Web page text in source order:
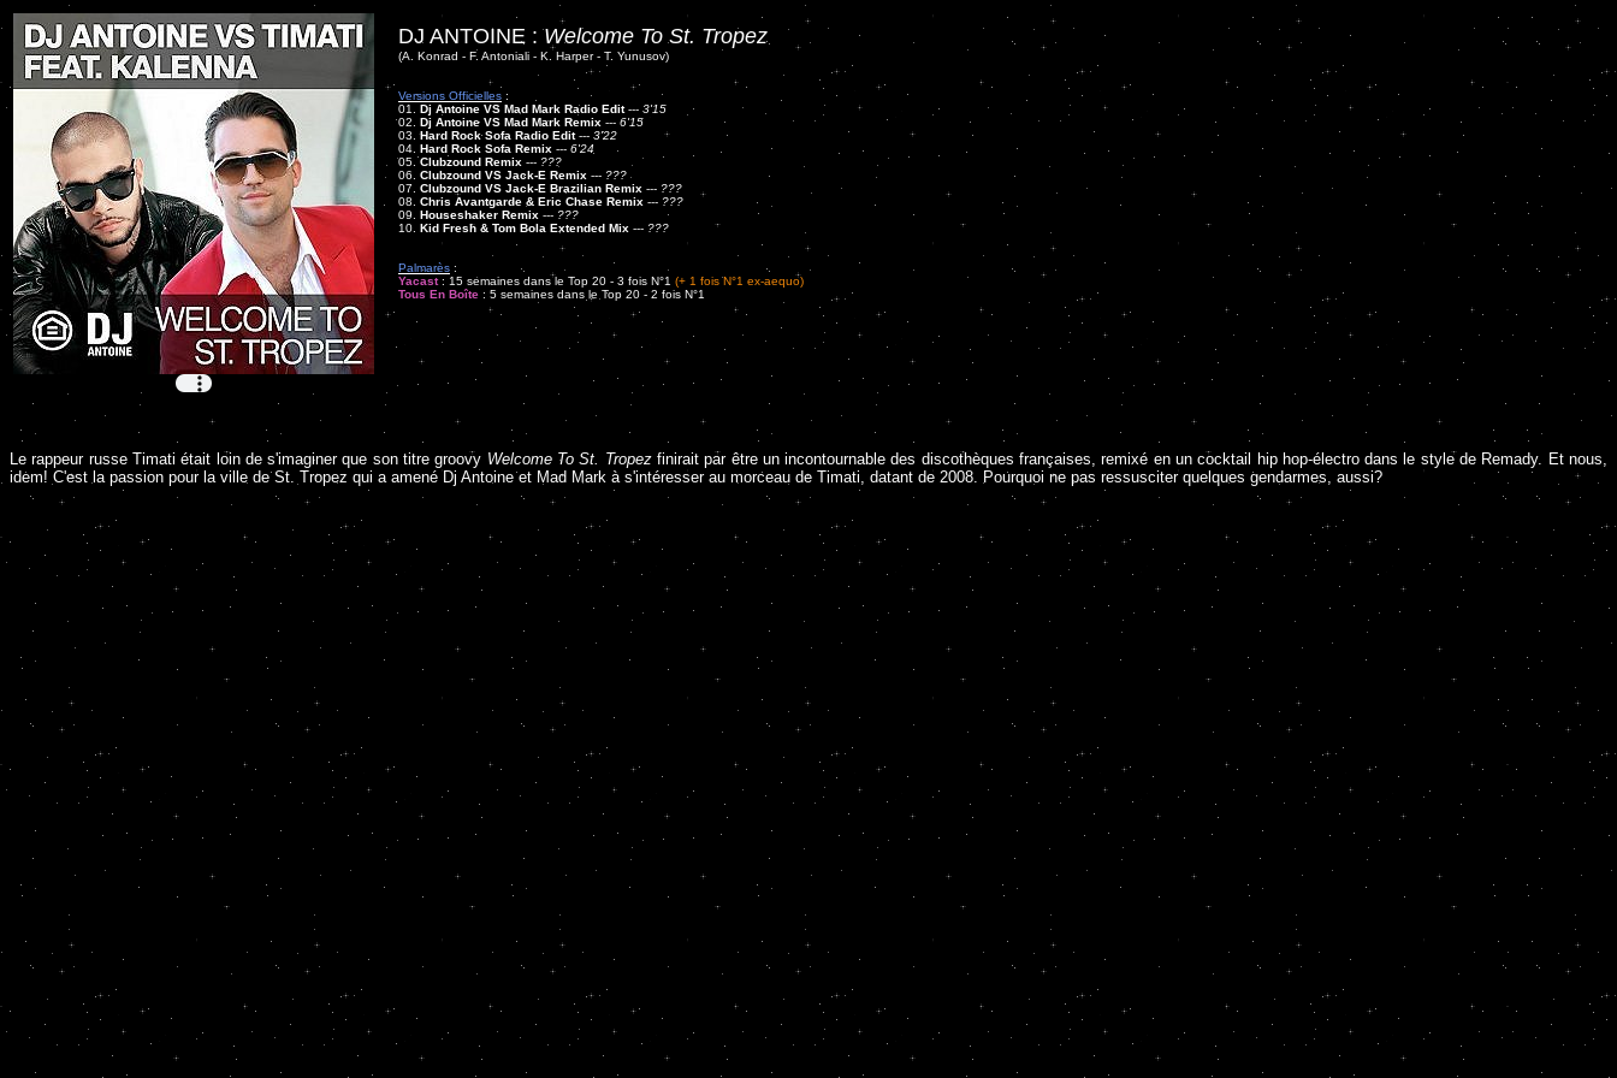
DJ ANTOINE :Welcome To St. Tropez
(A. Konrad - F. Antoniali - K. Harper - T. Yunusov)
Versions Officielles :
01. Dj Antoine VS Mad Mark Radio Edit--- 3'15
02. Dj Antoine VS Mad Mark Remix --- 6'15
03.Hard Rock Sofa Radio Edit--- 3'22
04. Hard Rock Sofa Remix --- 6'24
05.Clubzound Remix --- ???
06. Clubzound VS Jack-E Remix --- ???
07. Clubzound VS Jack-E Brazilian Remix --- ???
08. Chris Avantgarde & Eric Chase Remix --- ???
09. Houseshaker Remix --- ???
10. Kid Fresh & Tom Bola Extended Mix --- ???
Palmarès :
Yacast: 15 semaines dans le Top 20 - 3 fois N°1 (+ 1 fois N°1 ex-aequo)
Tous En Boîte : 5 semaines dans le Top 20 - 2 fois N°1
Le rappeur russe Timati était loin de s'imaginer que son titre groovy Welcome To St. Tropezfinirait par être un incontournable des discothèques françaises, remixé en un cocktail hip hop-électro dans le style de Remady. Et nous,
idem! C'est la passion pour la ville de St. Tropez qui a amené Dj Antoine et Mad Mark à s'intéresser au morceau de Timati, datant de 2008. Pourquoi ne pas ressusciter quelques gendarmes, aussi?